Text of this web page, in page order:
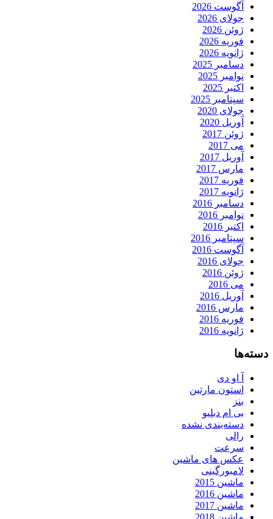
آگوست 2026
جولای 2026
ژوئن 2026
فوریه 2026
ژانویه 2026
دسامبر 2025
نوامبر 2025
اکتبر 2025
سپتامبر 2025
جولای 2020
آوریل 2020
ژوئن 2017
می 2017
آوریل 2017
مارس 2017
فوریه 2017
ژانویه 2017
دسامبر 2016
نوامبر 2016
اکتبر 2016
سپتامبر 2016
آگوست 2016
جولای 2016
ژوئن 2016
می 2016
آوریل 2016
مارس 2016
فوریه 2016
ژانویه 2016
دسته‌ها
آ او دی
استون مارتین
بنز
بی ام دبلیو
دسته‌بندی نشده
رالی
سرعت
عکس های ماشین
لامبورگینی
ماشین 2015
ماشین 2016
ماشین 2017
ماشین 2018